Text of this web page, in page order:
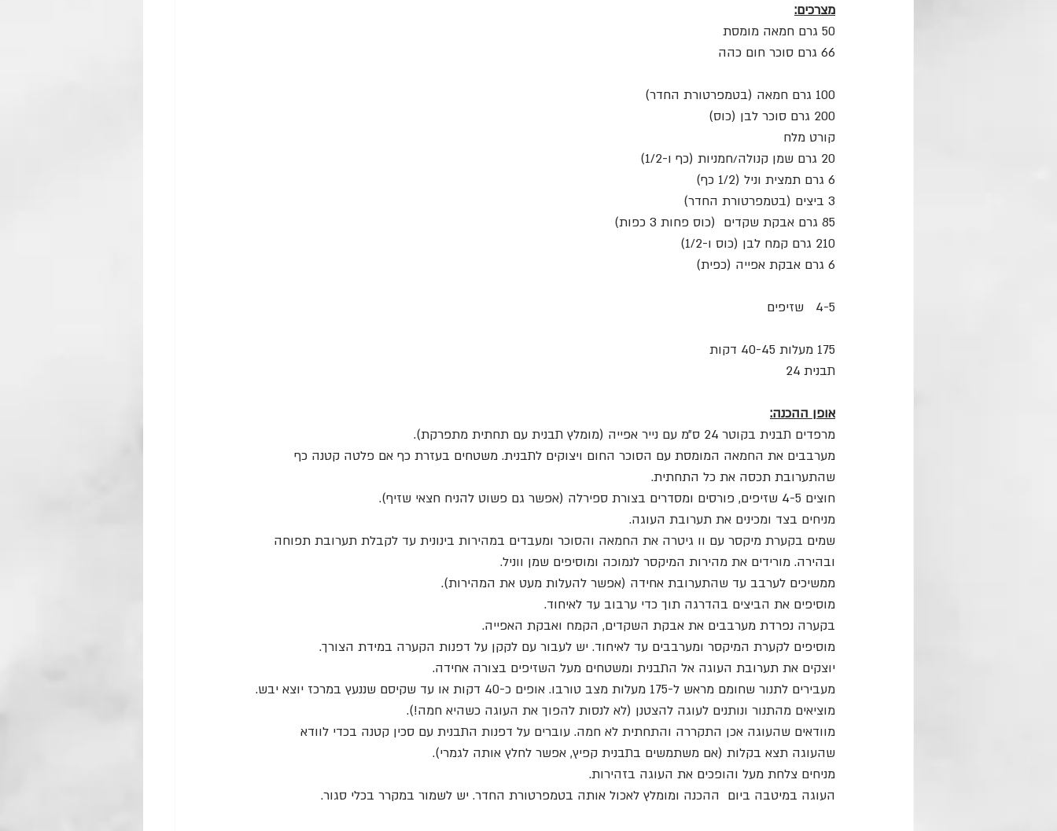
מצרכים:
50 גרם חמאה מומסת
66 גרם סוכר חום כהה
100 גרם חמאה (בטמפרטורת החדר)
200 גרם סוכר לבן (כוס)
קורט מלח
20 גרם שמן קנולה/חמניות (כף ו-1/2)
6 גרם תמצית וניל (1/2 כף)
3 ביצים (בטמפרטורת החדר)
85 גרם אבקת שקדים  (כוס פחות 3 כפות)
210 גרם קמח לבן (כוס ו-1/2)
6 גרם אבקת אפייה (כפית)
4-5   שזיפים
175 מעלות 40-45 דקות
תבנית 24
אופן ההכנה:
מרפדים תבנית בקוטר 24 ס״מ עם נייר אפייה (מומלץ תבנית עם תחתית מתפרקת).
מערבבים את החמאה המומסת עם הסוכר החום ויצוקים לתבנית. משטחים בעזרת כף אם פלטה קטנה כף
שהתערובת תכסה את כל התחתית.
חוצים 4-5 שזיפים, פורסים ומסדרים בצורת ספירלה (אפשר גם פשוט להניח חצאי שזיף).
מניחים בצד ומכינים את תערובת העוגה.
שמים בקערת מיקסר עם וו גיטרה את החמאה והסוכר ומעבדים במהירות בינונית עד לקבלת תערובת תפוחה
ובהירה. מורידים את מהירות המיקסר לנמוכה ומוסיפים שמן ווניל.
ממשיכים לערבב עד שהתערובת אחידה (אפשר להעלות מעט את המהירות).
מוסיפים את הביצים בהדרגה תוך כדי ערבוב עד לאיחוד.
בקערה נפרדת מערבבים את אבקת השקדים, הקמח ואבקת האפייה.
מוסיפים לקערת המיקסר ומערבבים עד לאיחוד. יש לעבור עם לקקן על דפנות הקערה במידת הצורך.
יוצקים את תערובת העוגה אל התבנית ומשטחים מעל השזיפים בצורה אחידה.
מעבירים לתנור שחומם מראש ל-175 מעלות מצב טורבו. אופים כ-40 דקות או עד שקיסם שננעץ במרכז יוצא יבש.
מוציאים מהתנור ונותנים לעוגה להצטנן (לא לנסות להפוך את העוגה כשהיא חמה!).
מוודאים שהעוגה אכן התקררה והתחתית לא חמה. עוברים על דפנות התבנית עם סכין קטנה בכדי לוודא
שהעוגה תצא בקלות (אם משתמשים בתבנית קפיץ, אפשר לחלץ אותה לגמרי).
מניחים צלחת מעל והופכים את העוגה בזהירות.
העוגה במיטבה ביום  ההכנה ומומלץ לאכול אותה בטמפרטורת החדר. יש לשמור במקרר בכלי סגור.